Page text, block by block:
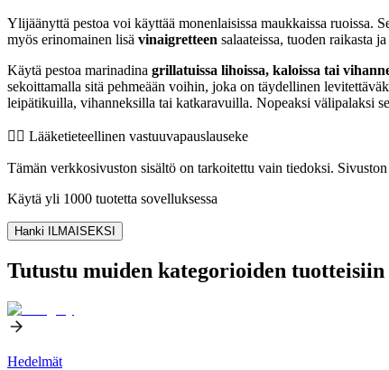
Ylijäänyttä pestoa voi käyttää monenlaisissa maukkaissa ruoissa.
myös erinomainen lisä vinaigretteen salaateissa, tuoden raikasta
Käytä pestoa marinadina grillatuissa lihoissa, kaloissa tai
sekoittamalla sitä pehmeään voihin, joka on täydellinen
leipätikuilla, vihanneksilla tai katkaravuilla. Nopeaksi välipalaksi
👨‍⚕️️ Lääketieteellinen vastuuvapauslauseke
Tämän verkkosivuston sisältö on tarkoitettu vain tiedoksi.
Käytä yli 1000 tuotetta sovelluksessa
Hanki ILMAISEKSI
Tutustu muiden kategorioiden tuotteisiin
Hedelmät